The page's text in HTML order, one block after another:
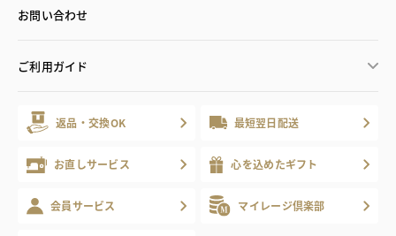
お問い合わせ
ご利用ガイド
返品・交換OK 最短翌日配送
お直しサービス 心を込めたギフト
会員サービス マイレージ倶楽部